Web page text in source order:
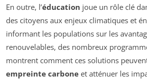
En outre, l’éducation joue un rôle clé
des citoyens aux enjeux climatiques et
informant les populations sur les
renouvelables, des nombreux
montrent comment ces solutions
empreinte carbone et atténuer les